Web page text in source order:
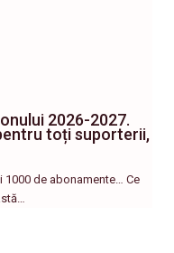
2026-2027.
toți suporterii,
1000 de abonamente… Ce